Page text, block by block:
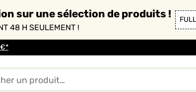
sur une sélection de produits !
48 H SEULEMENT !